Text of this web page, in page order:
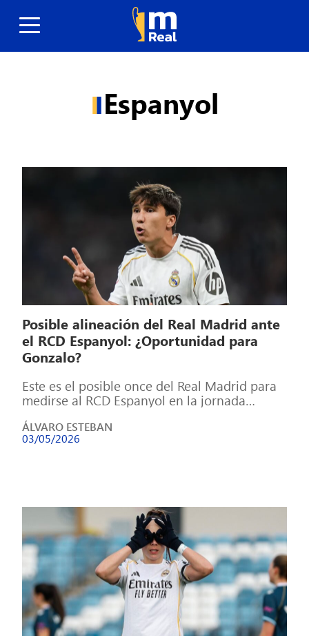
Espanyol
Posible alineación del Real Madrid ante
el RCD Espanyol: ¿Oportunidad para
Gonzalo?
Este es el posible once del Real Madrid para
medirse al RCD Espanyol en la jornada
ÁLVARO ESTEBAN
03/05/2026